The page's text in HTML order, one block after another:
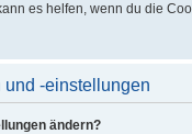
es helfen, wenn du die
und -einstellungen
ändern?